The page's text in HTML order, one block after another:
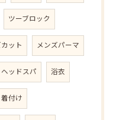
ツーブロック
ット メンズパーマ
ヘッドスパ 浴衣
着付け